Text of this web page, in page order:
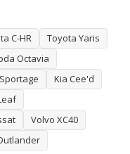
universalas,
šeimos ir kasdienių
ar mechaninė) –
kriterijus galite
markių
ir Škoda iki Volvo,
tik išsirinkti
C-HR
Toyota Yaris
Octavia
Kia Cee'd
Volvo XC40